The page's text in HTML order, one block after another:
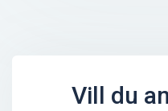
Vill du